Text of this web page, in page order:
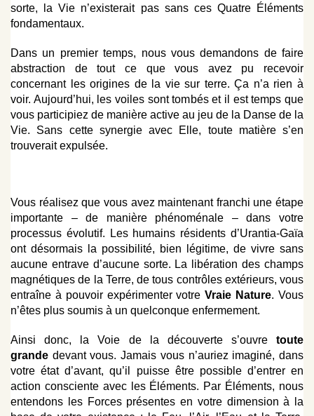
sorte, la Vie n’existerait pas sans ces Quatre Éléments
fondamentaux.
Dans un premier temps, nous vous demandons de faire
abstraction de tout ce que vous avez pu recevoir
concernant les origines de la vie sur terre. Ça n’a rien à
voir. Aujourd’hui, les voiles sont tombés et il est temps que
vous participiez de manière active au jeu de la Danse de la
Vie. Sans cette synergie avec Elle, toute matière s’en
trouverait expulsée.
Vous réalisez que vous avez maintenant franchi une étape
importante – de manière phénoménale – dans votre
processus évolutif. Les humains résidents d’Urantia-Gaïa
ont désormais la possibilité, bien légitime, de vivre sans
aucune entrave d’aucune sorte. La libération des champs
magnétiques de la Terre, de tous contrôles extérieurs, vous
entraîne à pouvoir expérimenter votreVraie Nature. Vous
n’êtes plus soumis à un quelconque enfermement.
Ainsi donc, la Voie de la découverte s’ouvre toute
grande devant vous. Jamais vous n’auriez imaginé, dans
votre état d’avant, qu’il puisse être possible d’entrer en
action consciente avec les Éléments. Par Éléments, nous
entendons les Forces présentes en votre dimension à la